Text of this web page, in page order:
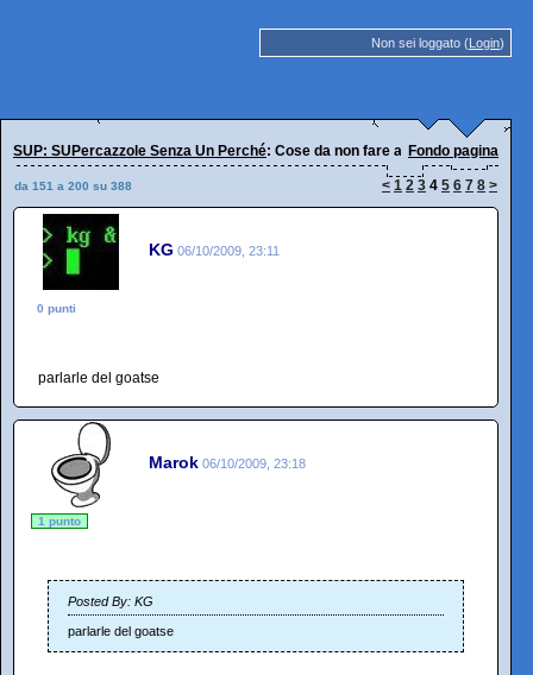
Non sei loggato (Login)
SUP: SUPercazzole Senza Un Perché: Cose da non fare alla pheega
Fondo pagina
da 151 a 200 su 388 < 1 2 3 4 5 6 7 8 >
KG 06/10/2009, 23:11
0 punti
parlarle del goatse
Marok 06/10/2009, 23:18
1 punto
Posted By: KG
parlarle del goatse